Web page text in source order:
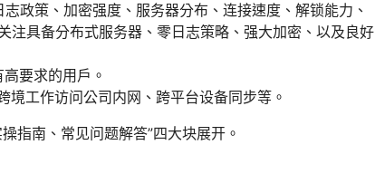
政策、加密强度、服务器分布、连接速度、解锁能力、
具备分布式服务器、零日志策略、强大加密、以及良好
要求的用户。
工作访问公司内网、跨平台设备同步等。
指南、常见问题解答”四大块展开。